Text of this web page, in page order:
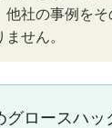
他社の事例を
せん。
グロースハッ